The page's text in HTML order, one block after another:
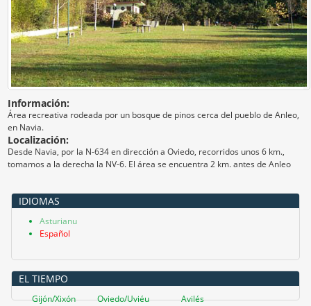
Información:
Área recreativa rodeada por un bosque de pinos cerca del pueblo de Anleo,
en Navia.
Localización:
Desde Navia, por la N-634 en dirección a Oviedo, recorridos unos 6 km.,
tomamos a la derecha la NV-6. El área se encuentra 2 km. antes de Anleo
IDIOMAS
Asturianu
Español
EL TIEMPO
Gijón/Xixón
Oviedo/Uviéu
Avilés